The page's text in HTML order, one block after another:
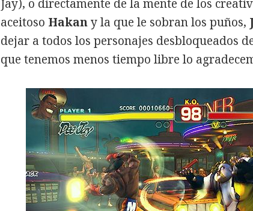
Jay), o directamente de la mente de los
aceitoso Hakany la que le sobran los puños,
dejar a todos los personajes desbloqueados
que tenemos menos tiempo libre lo